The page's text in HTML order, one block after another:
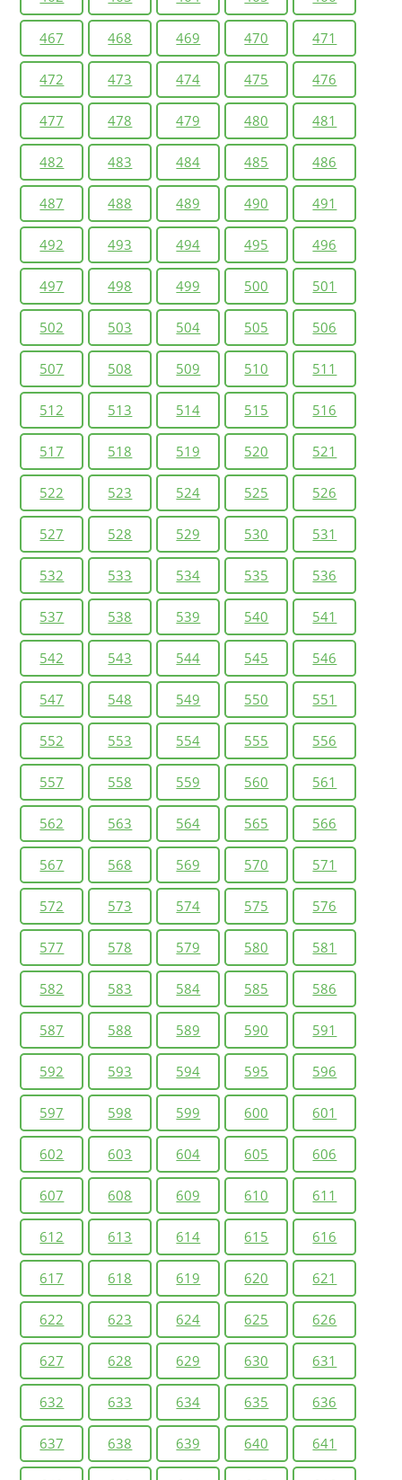
467 468 469 470 471
472 473 474 475 476
477 478 479 480 481
482 483 484 485 486
487 488 489 490 491
492 493 494 495 496
497 498 499 500 501
502 503 504 505 506
507 508 509 510 511
512 513 514 515 516
517 518 519 520 521
522 523 524 525 526
527 528 529 530 531
532 533 534 535 536
537 538 539 540 541
542 543 544 545 546
547 548 549 550 551
552 553 554 555 556
557 558 559 560 561
562 563 564 565 566
567 568 569 570 571
572 573 574 575 576
577 578 579 580 581
582 583 584 585 586
587 588 589 590 591
592 593 594 595 596
597 598 599 600 601
602 603 604 605 606
607 608 609 610 611
612 613 614 615 616
617 618 619 620 621
622 623 624 625 626
627 628 629 630 631
632 633 634 635 636
637 638 639 640 641